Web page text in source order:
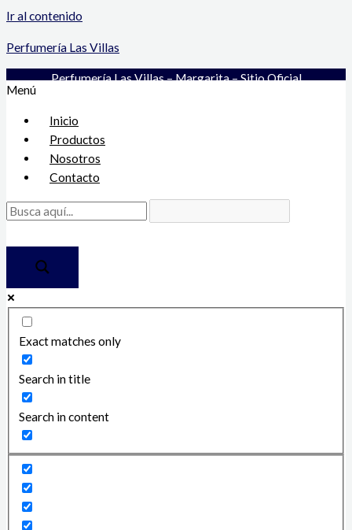
Ir al contenido
Perfumería Las Villas
Perfumería Las Villas – Margarita – Sitio Oficial
Menú
Inicio
Productos
Nosotros
Contacto
Exact matches only
Search in title
Search in content